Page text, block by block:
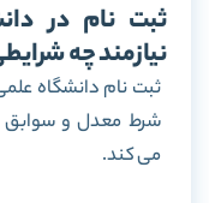
ثبت نام در
نیازمند چه
ثبت نام دانشگاه
شرط معدل و سوابق
می کند.